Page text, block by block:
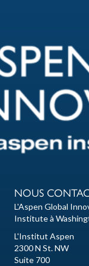
NOUS
L'Aspen Global
Institute à
L'Institut Aspen
2300 N St. NW
Suite 700